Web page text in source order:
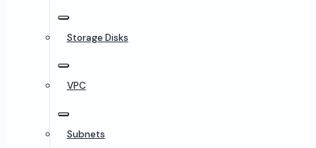
Storage Disks
VPC
Subnets